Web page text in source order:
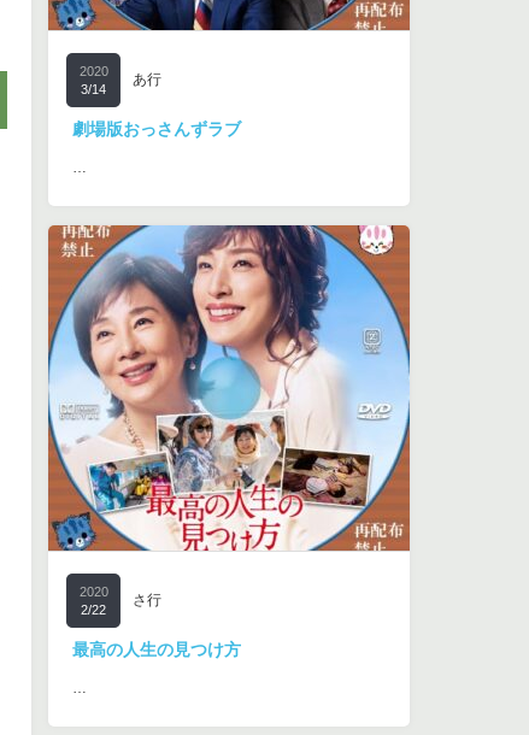
2020
3/14
あ行
劇場版おっさんずラブ
…
2020
2/22
さ行
最高の人生の見つけ方
…